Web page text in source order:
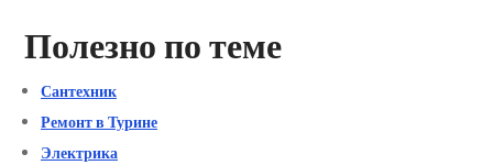
Полезно по теме
Сантехник
Ремонт в Турине
Электрика